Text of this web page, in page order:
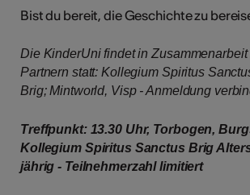
Bist du bereit, die Geschichte zu
Die KinderUni findet in Zusammenarbeit
Partnern statt: Kollegium Spiritus
Brig; Mintworld, Visp - Anmeldung
Treffpunkt: 13.30 Uhr, Torbogen,
Kollegium Spiritus Sanctus Brig
jährig - Teilnehmerzahl limitiert